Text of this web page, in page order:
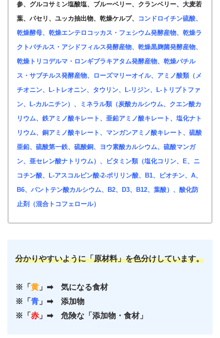
参、グルコサミン塩酸塩、ブルーベリー、クランベリー、大麦若
葉、パセリ、ユッカ抽出物、乾燥ケルプ、
コンドロイチン硫酸、
乾燥酵母、乾燥エンテロコッカス・フェシウム発酵産物、乾燥ラ
クトバチルス・アシドフィルス発酵産物、乾燥黒麹菌発酵産物、
乾燥トリコデルマ・ロンギブラキアタム発酵産物、乾燥バチル
ス・サブチルス発酵産物、ローズマリーオイル、アミノ酸類（メ
チオニン、L-トレオニン、タウリン、L-リジン、L-トリプトファ
ン、L-カルニチン）、ミネラル類（炭酸カルシウム、クエン酸カ
リウム、鉄アミノ酸キレート、亜鉛アミノ酸キレート、塩化ナト
リウム、銅アミノ酸キレート、マンガンアミノ酸キレート、硫酸
亜鉛、硫酸第一鉄、硫酸銅、ヨウ素酸カルシウム、硫酸マンガ
ン、亜セレン酸ナトリウム）、ビタミン類（塩化コリン、E、ニ
コチン酸、L-アスコルビン酸-2-ポリリン酸、B1、ビオチン、A、
B6、パントテン酸カルシウム、B2、D3、B12、葉酸）、酸化防
止剤（混合トコフェロール）
分かりやすいように「原材料」を色分けしています。
※「 黄 」➡ 気になる食材
※「 青 」➡ 添加物
※「 赤 」➡ 危険な「添加物・食材」